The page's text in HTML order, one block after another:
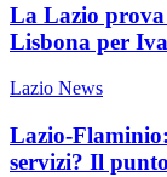
La Lazio prova
Lisbona per
Lazio News
Lazio-
servizi? Il punto